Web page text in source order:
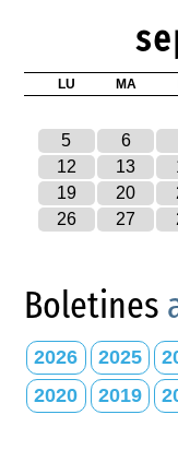
LU MA
5
6
12
13
19
20
26
27
Boletines
2026 2025
2020
2019